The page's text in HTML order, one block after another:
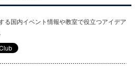
る国内イベント情報や教室で役立つアイデア